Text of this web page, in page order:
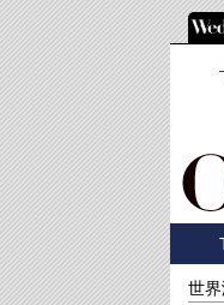
世